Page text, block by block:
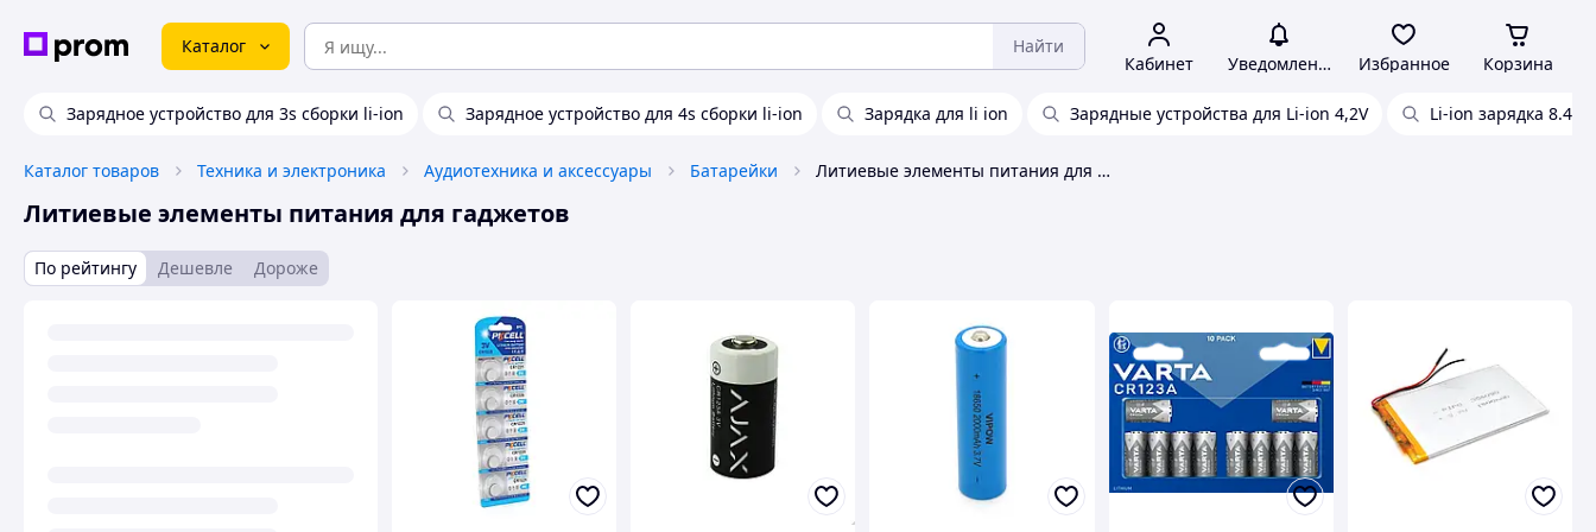
Каталог Найти
Кабинет Уведомления Избранное Корзина
Зарядное устройство для 3s сборки li-ion Зарядное устройство для 4s сборки li-ion Зарядка для li ion Зарядные устройства для Li-ion 4,2V Li-ion зарядка 8.4V
Каталог товаров Техника и электроника Аудиотехника и аксессуары Батарейки Литиевые элементы питания для гаджетов
Литиевые элементы питания для гаджетов
По рейтингу Дешевле Дороже